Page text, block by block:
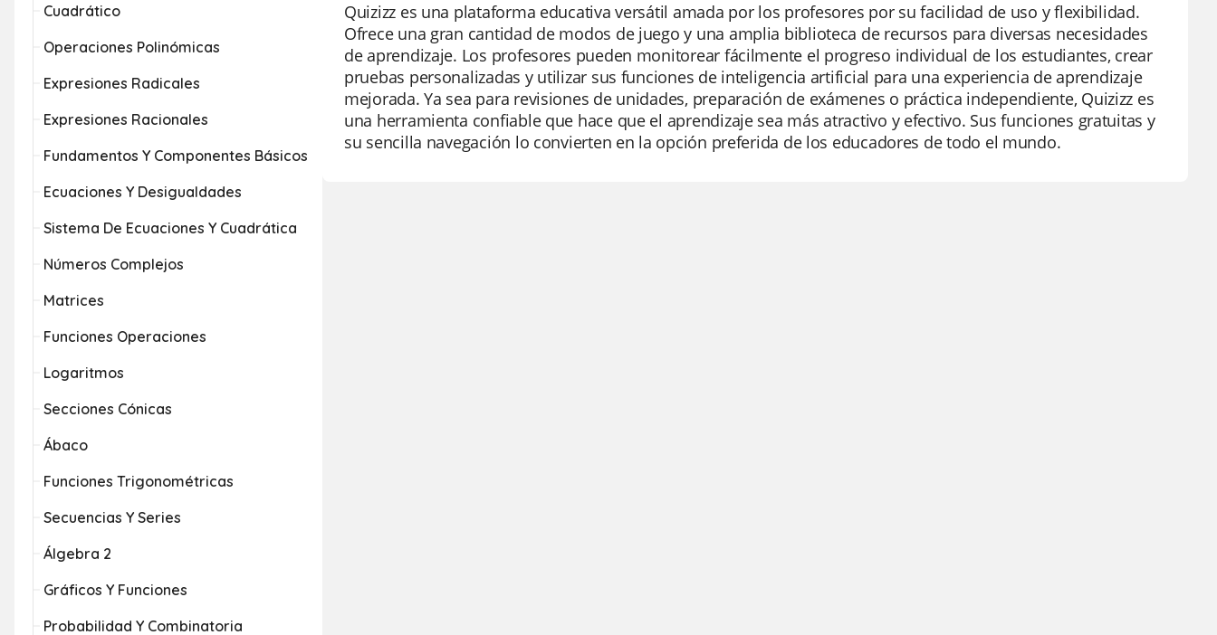
Cuadrático
Operaciones Polinómicas
Expresiones Radicales
Expresiones Racionales
Fundamentos Y Componentes Básicos
Ecuaciones Y Desigualdades
Sistema De Ecuaciones Y Cuadrática
Números Complejos
Matrices
Funciones Operaciones
Logaritmos
Secciones Cónicas
Ábaco
Funciones Trigonométricas
Secuencias Y Series
Álgebra 2
Gráficos Y Funciones
Probabilidad Y Combinatoria
Quizizz es una plataforma educativa versátil amada por los profesores por su facilidad de uso y flexibilidad.
Ofrece una gran cantidad de modos de juego y una amplia biblioteca de recursos para diversas necesidades
de aprendizaje. Los profesores pueden monitorear fácilmente el progreso individual de los estudiantes, crear
pruebas personalizadas y utilizar sus funciones de inteligencia artificial para una experiencia de aprendizaje
mejorada. Ya sea para revisiones de unidades, preparación de exámenes o práctica independiente, Quizizz es
una herramienta confiable que hace que el aprendizaje sea más atractivo y efectivo. Sus funciones gratuitas y
su sencilla navegación lo convierten en la opción preferida de los educadores de todo el mundo.